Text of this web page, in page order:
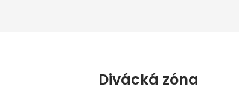
Divácká zóna